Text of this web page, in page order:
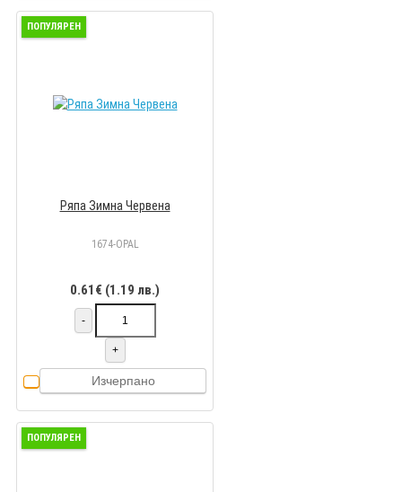
ПОПУЛЯРЕН
Ряпа Зимна Червена
1674-OPAL
0.61€ (1.19 лв.)
-
+
Изчерпано
ПОПУЛЯРЕН